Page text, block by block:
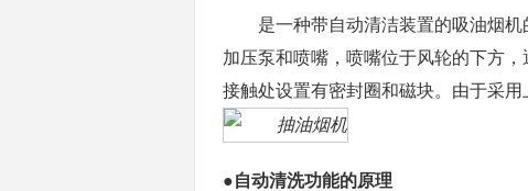
是一种带自动清洁装置的吸油烟
加压泵和喷嘴，喷嘴位于风轮的下方
接触处设置有密封圈和磁块。由于采
●自动清洗功能的原理